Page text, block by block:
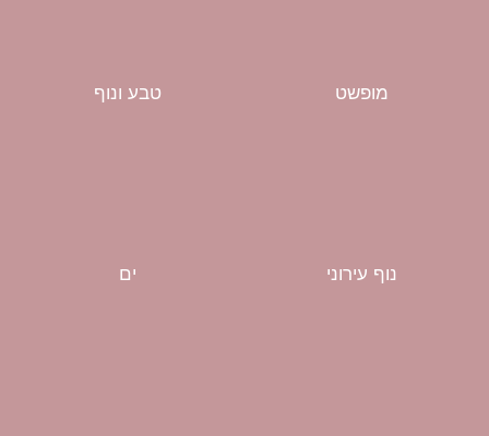
מופשט
נוף עירוני
טבע ונוף
ים